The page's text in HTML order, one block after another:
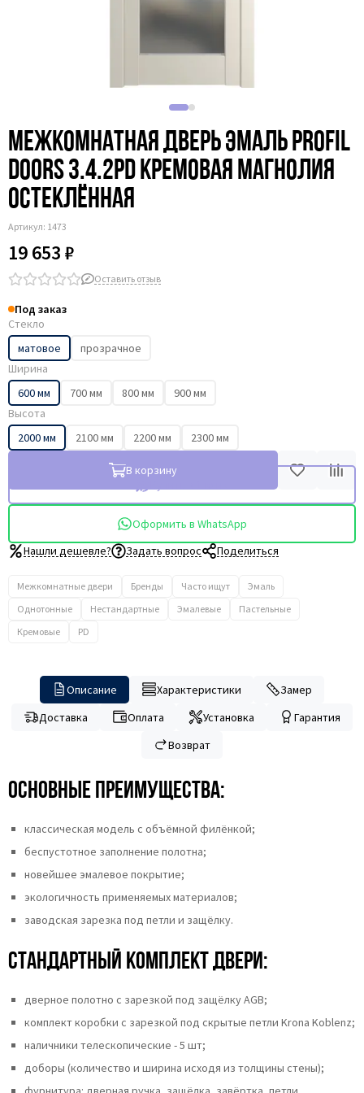
Межкомнатная дверь эмаль Profil
Doors 3.4.2PD кремовая магнолия
остеклённая
Артикул: 1473
19 653 ₽
Оставить отзыв
Под заказ
Стекло
матовое
прозрачное
Ширина
600 мм
700 мм 800 мм
900 мм
Высота
2000 мм
2100 мм 2200 мм 2300 мм
В корзину
Оформить в WhatsApp
Нашли дешевле?
Задать вопрос Поделиться
Межкомнатные двери Бренды Часто ищут
Эмаль
Однотонные
Нестандартные Эмалевые
Пастельные
Кремовые
PD
Описание Характеристики
Замер
Доставка
Оплата Установка
Гарантия
Возврат
Основные преимущества:
классическая модель с объёмной филёнкой;
беспустотное заполнение полотна;
новейшее эмалевое покрытие;
экологичность применяемых материалов;
заводская зарезка под петли и защёлку.
Стандартный комплект двери:
дверное полотно с зарезкой под защёлку AGB;
комплект коробки с зарезкой под скрытые петли Krona Koblenz;
наличники телескопические - 5 шт;
доборы (количество и ширина исходя из толщины стены);